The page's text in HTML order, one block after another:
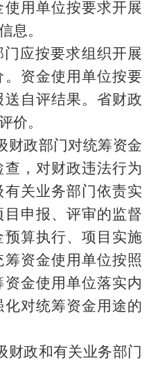
用单位按要求开展
息。
应按要求组织开展
资金使用单位按要
自评结果。省财政
价。
财政部门对统筹资金
，对财政违法行为
关业务部门依责实
申报、评审的监督
算执行、项目实施
资金使用单位按照
金使用单位落实内
对统筹资金用途的
财政和有关业务部门